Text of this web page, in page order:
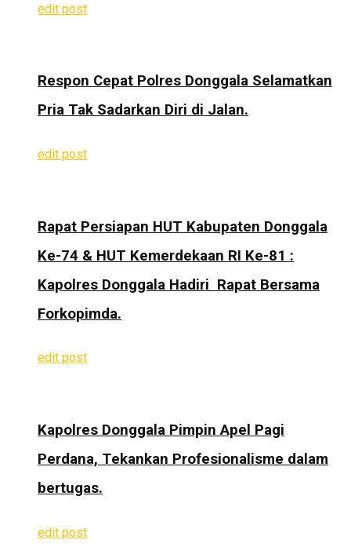
edit post
Respon Cepat Polres Donggala Selamatkan
Pria Tak Sadarkan Diri di Jalan.
edit post
Rapat Persiapan HUT Kabupaten Donggala
Ke-74 & HUT Kemerdekaan RI Ke-81 :
Kapolres Donggala Hadiri Rapat Bersama
Forkopimda.
edit post
Kapolres Donggala Pimpin Apel Pagi
Perdana, Tekankan Profesionalisme dalam
bertugas.
edit post